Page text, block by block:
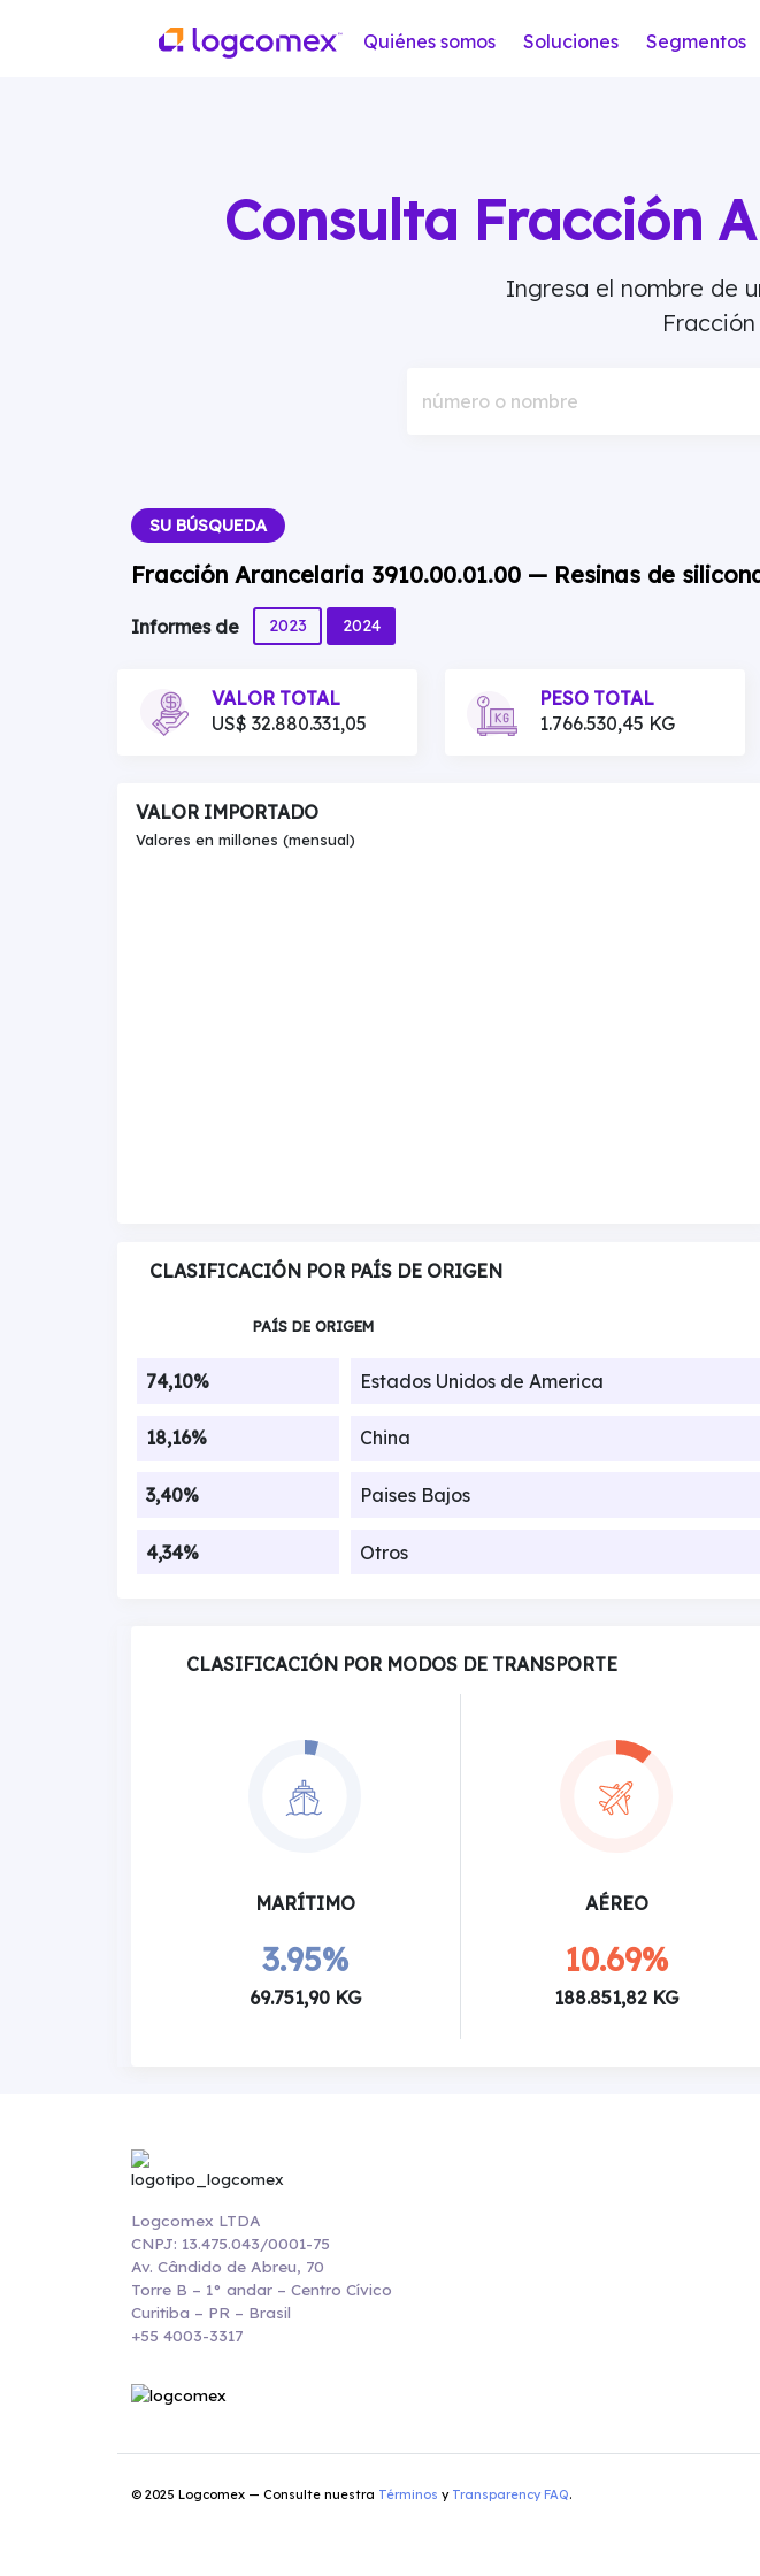
Quiénes somos Soluciones Segmentos
Consulta Fracción
Ingresa el nombre de
número o nombre
SU BÚSQUEDA
Fracción Arancelaria 3910.00.01.00 — Resinas de
Informes de 2023 2024
VALOR TOTAL
US$ 32.880.331,05
PESO TOTAL
1.766.530,45 KG
VALOR IMPORTADO
Valores en millones (mensual)
CLASIFICACIÓN POR PAÍS DE ORIGEN
PAÍS DE ORIGEM
74,10% Estados Unidos de America
18,16% China
3,40% Paises Bajos
4,34% Otros
CLASIFICACIÓN POR MODOS DE TRANSPORTE
MARÍTIMO
3.95%
69.751,90 KG
AÉREO
10.69%
188.851,82 KG
Logcomex LTDA
CNPJ: 13.475.043/0001-75
Av. Cândido de Abreu, 70
Torre B – 1° andar – Centro Cívico
Curitiba – PR – Brasil
+55 4003-3317
© 2025 Logcomex — Consulte nuestra Términos y Transparency FAQ.